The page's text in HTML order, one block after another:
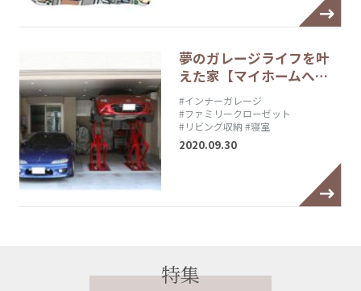
夢のガレージライフを叶
えた家【マイホームへ…
#インナーガレージ
#ファミリークローゼット
#リビング収納 #寝室
2020.09.30
特集